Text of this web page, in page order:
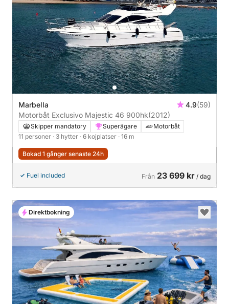
Marbella 4.9(59)
Motorbåt Exclusivo Majestic 46 900hk(2012)
Skipper mandatory Superägare
Motorbåt
11 personer · 3 hytter · 6 kojplatser · 16 m
Bokad 1 gånger senaste 24h
Fuel included Från 23 699 kr / dag
Direktbokning